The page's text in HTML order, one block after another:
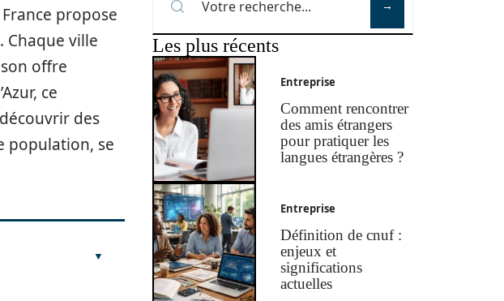
propose
ville
offre
ce
des
population, se
Les plus récents
Entreprise
Comment rencontrer
des amis étrangers
pour pratiquer les
langues étrangères ?
Entreprise
Définition de cnuf :
enjeux et
significations
actuelles